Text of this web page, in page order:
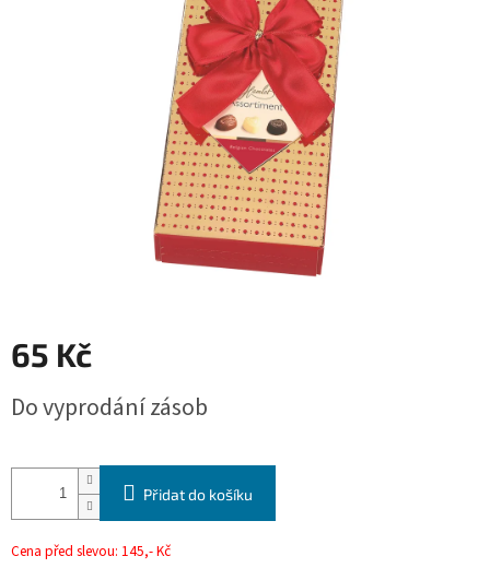
65 Kč
cena:
Do vyprodání zásob
Přidat do košíku
Cena před slevou: 145,- Kč